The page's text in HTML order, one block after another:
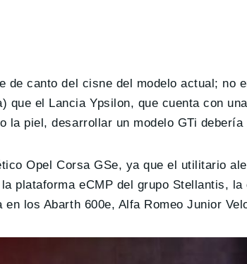
de canto del cisne del modelo actual; no
que el Lancia Ypsilon, que cuenta con
la piel, desarrollar un modelo GTi
Opel Corsa GSe, ya que el utilitario
plataforma eCMP del grupo Stellantis,
en los Abarth 600e, Alfa Romeo Junior